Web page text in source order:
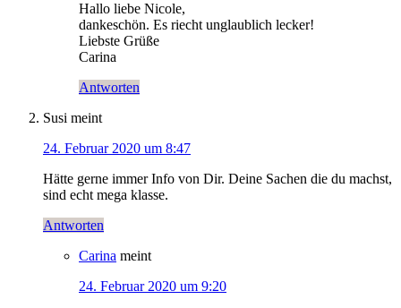
Hallo liebe Nicole,
dankeschön. Es riecht unglaublich lecker!
Liebste Grüße
Carina
Antworten
Susi meint
24. Februar 2020 um 8:47
Hätte gerne immer Info von Dir. Deine Sachen die du machst,
sind echt mega klasse.
Antworten
Carina meint
24. Februar 2020 um 9:20